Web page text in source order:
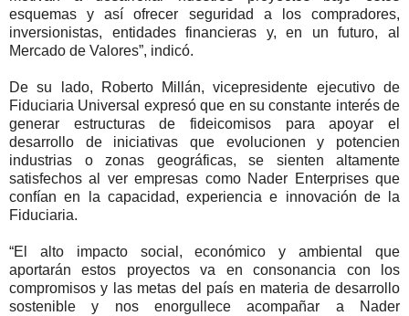
esquemas y así ofrecer seguridad a los compradores,
inversionistas, entidades financieras y, en un futuro, al
Mercado de Valores”, indicó.
De su lado, Roberto Millán, vicepresidente ejecutivo de
Fiduciaria Universal expresó que en su constante interés de
generar estructuras de fideicomisos para apoyar el
desarrollo de iniciativas que evolucionen y potencien
industrias o zonas geográficas, se sienten altamente
satisfechos al ver empresas como Nader Enterprises que
confían en la capacidad, experiencia e innovación de la
Fiduciaria.
“El alto impacto social, económico y ambiental que
aportarán estos proyectos va en consonancia con los
compromisos y las metas del país en materia de desarrollo
sostenible y nos enorgullece acompañar a Nader